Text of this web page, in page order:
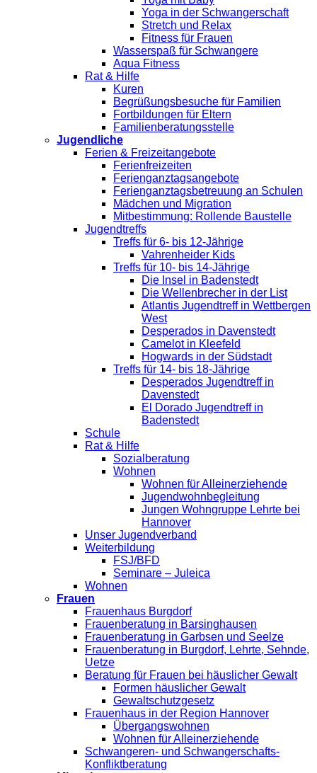
Yoga in der Schwangerschaft
Stretch und Relax
Fitness für Frauen
Wasserspaß für Schwangere
Aqua Fitness
Rat & Hilfe
Kuren
Begrüßungsbesuche für Familien
Fortbildungen für Eltern
Familienberatungsstelle
Jugendliche
Ferien & Freizeitangebote
Ferienfreizeiten
Ferienganztagsangebote
Ferienganztagsbetreuung an Schulen
Mädchen und Migration
Mitbestimmung: Rollende Baustelle
Jugendtreffs
Treffs für 6- bis 12-Jährige
Vahrenheider Kids
Treffs für 10- bis 14-Jährige
Die Insel in Badenstedt
Die Wellenbrecher in der List
Atlantis Jugendtreff in Wettbergen
West
Desperados in Davenstedt
Camelot in Kleefeld
Hogwards in der Südstadt
Treffs für 14- bis 18-Jährige
Desperados Jugendtreff in
Davenstedt
El Dorado Jugendtreff in
Badenstedt
Schule
Rat & Hilfe
Sozialberatung
Wohnen
Wohnen für Alleinerziehende
Jugendwohnbegleitung
Jungen Wohngruppe Lehrte bei
Hannover
Unser Jugendverband
Weiterbildung
FSJ/BFD
Seminare – Juleica
Wohnen
Frauen
Frauenhaus Burgdorf
Frauenberatung in Barsinghausen
Frauenberatung in Garbsen und Seelze
Frauenberatung in Burgdorf, Lehrte, Sehnde,
Uetze
Beratung für Frauen bei häuslicher Gewalt
Formen häuslicher Gewalt
Gewaltschutzgesetz
Frauenhaus in der Region Hannover
Übergangswohnen
Wohnen für Alleinerziehende
Schwangeren- und Schwangerschafts-
Konfliktberatung